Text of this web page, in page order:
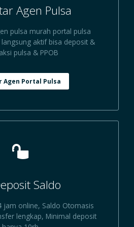
Agen Pulsa
pulsa murah portal pulsa
aktif bisa deposit &
pulsa & PPOB
Agen Portal Pulsa
Saldo
jam online, Saldo Otomasis
lengkap, Minimal deposit